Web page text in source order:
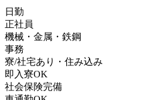
日勤
正社員
機械・金属・鉄鋼
事務
寮/社宅あり・住み込み
即入寮OK
社会保険完備